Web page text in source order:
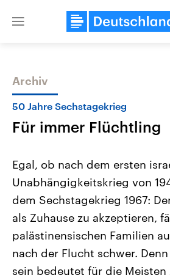
Close
Themen
Landtagswahl Sachsen-Anhalt
2026
Alle Informationen
Sachsen-Anhalt wählt am 6.
September 2026 einen neuen
Bundesland von einer Koalition aus
Archiv
50 Jahre Sechstagekrieg
Für immer Flüchtling
Egal, ob nach dem ersten
Unabhängigkeitskrieg von
dem Sechstagekrieg 1967:
als Zuhause zu akzeptieren,
palästinensischen Familien
nach der Flucht schwer.
sein bedeutet für die Meisten